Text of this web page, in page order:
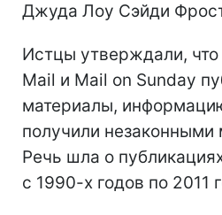
Джуда Лоу Сэйди
Истцы утверждали, что
Mail и Mail on Sunday
материалы,
получили незаконными
Речь шла о
с 1990-х годов по 2011